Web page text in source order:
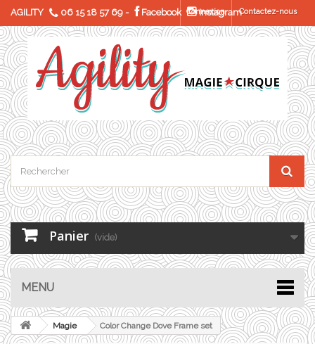
AGILITY 06 15 18 57 69 - Facebook InstagramContactez-nous
Connexion
Panier (vide)
MENU
Magie Color Change Dove Frame set